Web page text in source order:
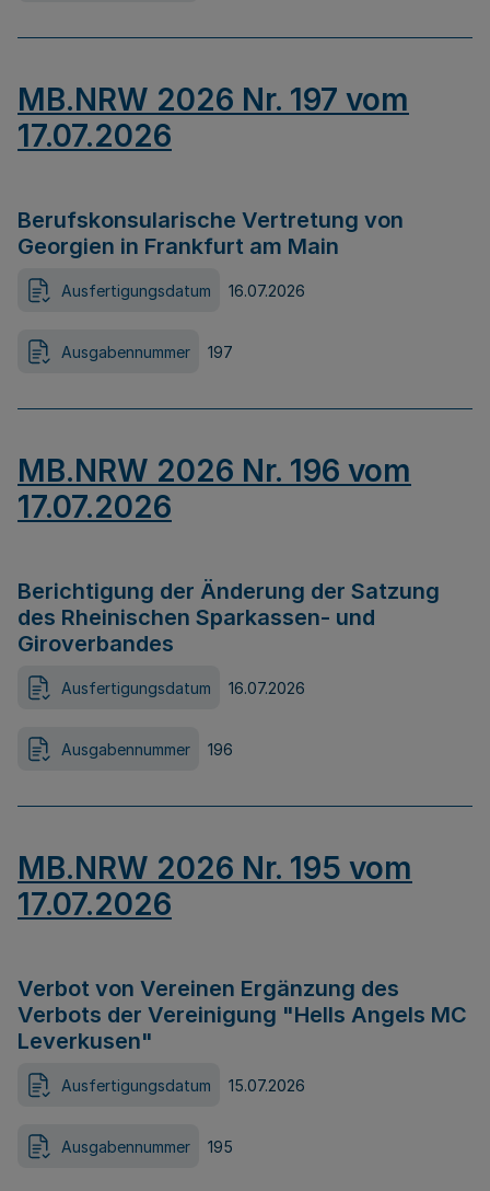
MB.NRW 2026 Nr. 197 vom
17.07.2026
Berufskonsularische Vertretung von
Georgien in Frankfurt am Main
Ausfertigungsdatum 16.07.2026
Ausgabennummer 197
MB.NRW 2026 Nr. 196 vom
17.07.2026
Berichtigung der Änderung der Satzung
des Rheinischen Sparkassen- und
Giroverbandes
Ausfertigungsdatum 16.07.2026
Ausgabennummer 196
MB.NRW 2026 Nr. 195 vom
17.07.2026
Verbot von Vereinen Ergänzung des
Verbots der Vereinigung "Hells Angels MC
Leverkusen"
Ausfertigungsdatum 15.07.2026
Ausgabennummer 195